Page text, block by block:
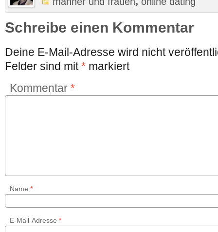
Schreibe einen Kommentar
Deine E-Mail-Adresse wird nicht
Felder sind mit* markiert
Kommentar *
Name *
E-Mail-Adresse *